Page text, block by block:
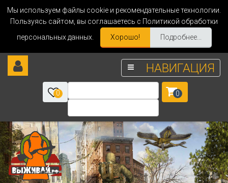
Мы используем файлы cookie и рекомендательные технологии.
Пользуясь сайтом, вы соглашаетесь с Политикой обработки
персональных данных.
Хорошо! Подробнее...
НАВИГАЦИЯ
0 0